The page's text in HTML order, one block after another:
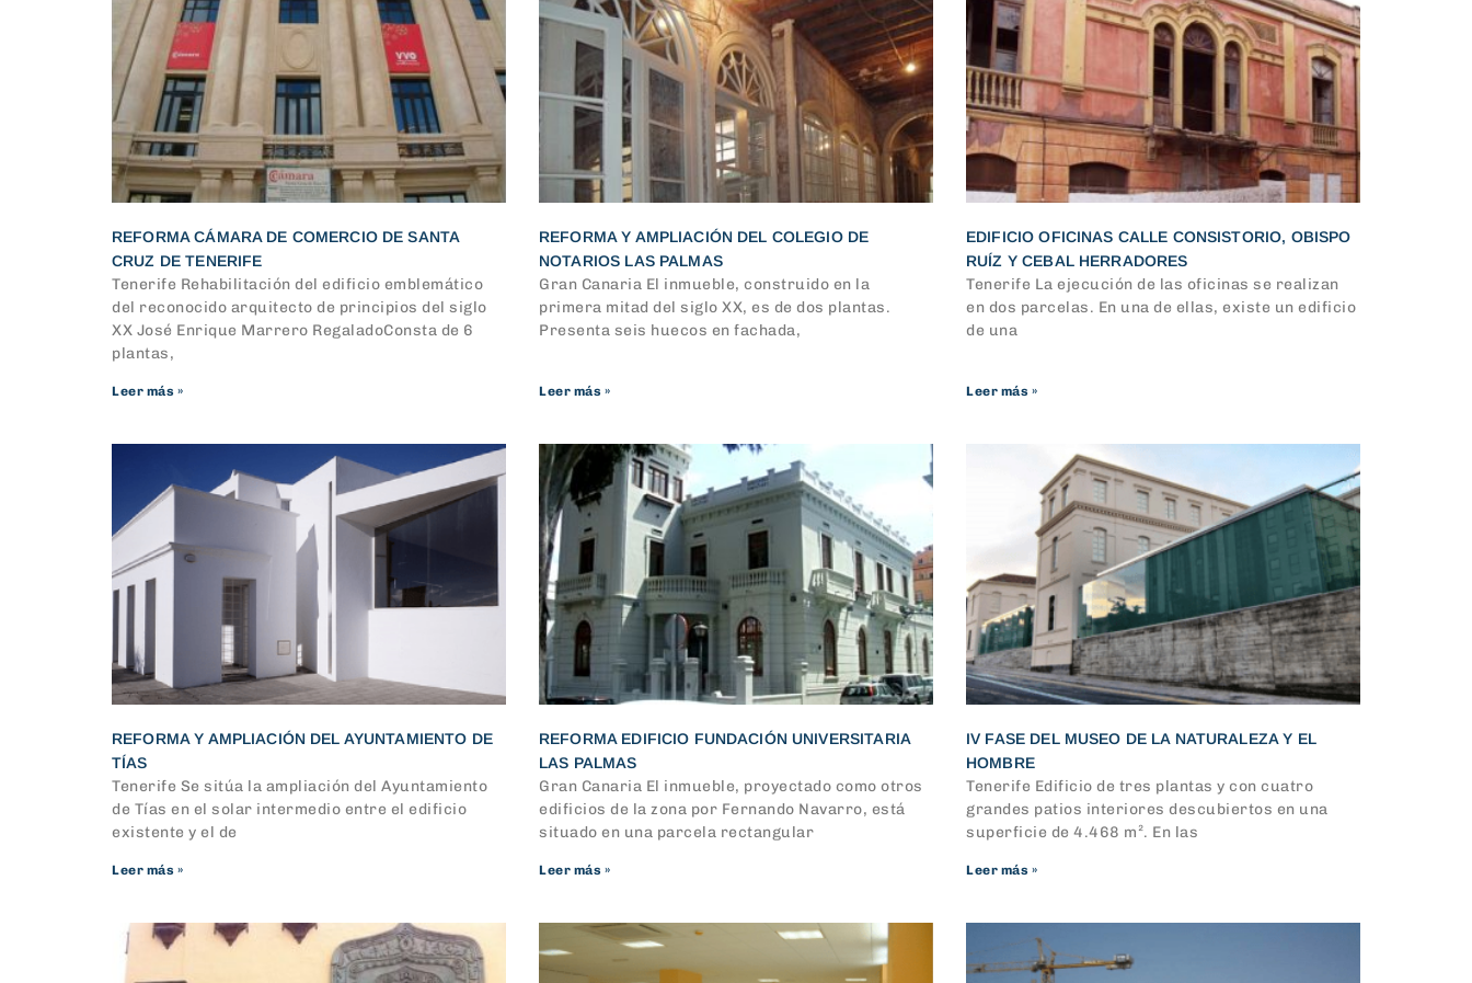
REFORMA CÁMARA DE COMERCIO DE SANTA
CRUZ DE TENERIFE
Tenerife Rehabilitación del edificio emblemático
del reconocido arquitecto de principios del siglo
XX José Enrique Marrero RegaladoConsta de 6
plantas,
Leer más »
REFORMA Y AMPLIACIÓN DEL COLEGIO DE
NOTARIOS LAS PALMAS
Gran Canaria El inmueble, construido en la
primera mitad del siglo XX, es de dos plantas.
Presenta seis huecos en fachada,
Leer más »
EDIFICIO OFICINAS CALLE CONSISTORIO, OBISPO
RUÍZ Y CEBAL HERRADORES
Tenerife La ejecución de las oficinas se realizan
en dos parcelas. En una de ellas, existe un edificio
de una
Leer más »
REFORMA Y AMPLIACIÓN DEL AYUNTAMIENTO DE
TÍAS
Tenerife Se sitúa la ampliación del Ayuntamiento
de Tías en el solar intermedio entre el edificio
existente y el de
Leer más »
REFORMA EDIFICIO FUNDACIÓN UNIVERSITARIA
LAS PALMAS
Gran Canaria El inmueble, proyectado como otros
edificios de la zona por Fernando Navarro, está
situado en una parcela rectangular
Leer más »
IV FASE DEL MUSEO DE LA NATURALEZA Y EL
HOMBRE
Tenerife Edificio de tres plantas y con cuatro
grandes patios interiores descubiertos en una
superficie de 4.468 m². En las
Leer más »